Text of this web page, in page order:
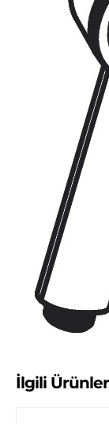
İlgili Ürünler